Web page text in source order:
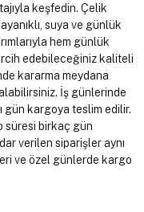
keşfedin. Çelik
suya ve günlük
hem günlük
edebileceğiniz kaliteli
kararma meydana
İş günlerinde
gün kargoya teslim edilir.
süresi birkaç gün
verilen siparişler aynı
ve özel günlerde kargo